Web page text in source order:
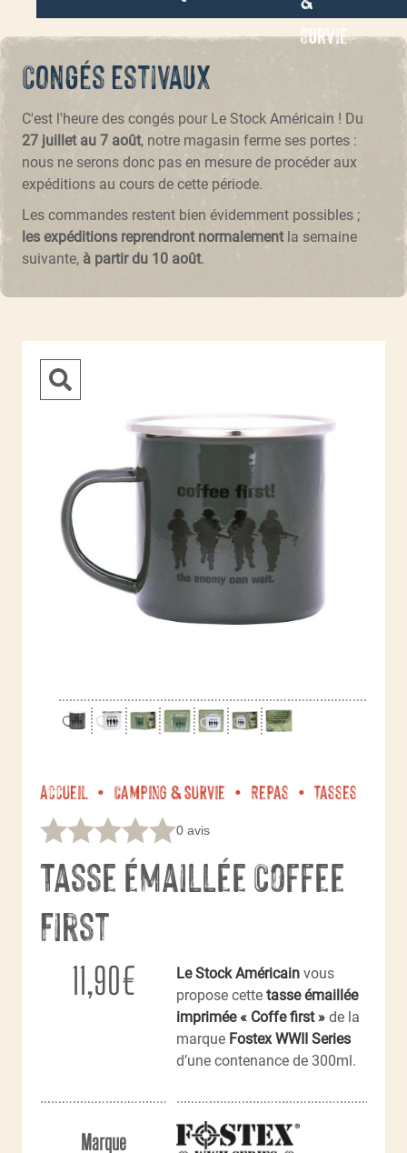
Survie
Congés estivaux
C'est l'heure des congés pour Le Stock Américain ! Du
27 juillet au 7 août, notre magasin ferme ses portes :
nous ne serons donc pas en mesure de procéder aux
expéditions au cours de cette période.
Les commandes restent bien évidemment possibles ;
les expéditions reprendront normalementla semaine
suivante, à partir du 10 août.
Accueil Camping & Survie Repas Tasses
0 avis
Tasse émaillée Coffee
First
11,90€ Le Stock Américain vous
propose cette tasse émaillée
imprimée « Coffe first » de la
marque Fostex WWII Series
d’une contenance de 300ml.
Marque